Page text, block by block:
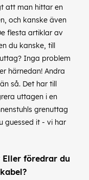
att man hittar en
och kanske även
flesta artiklar av
du kanske, till
Inga problem
härnedan! Andra
så. Det har till
uttagen i en
grenuttag
guessed it - vi har
föredrar du